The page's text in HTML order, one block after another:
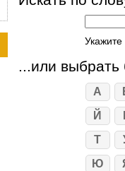
Укажите
...или выбрать
А
Й
Т
Ю